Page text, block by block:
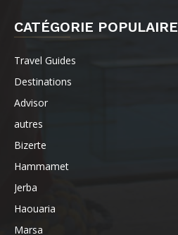
CATÉGORIE POPULAIRE
Travel Guides
Destinations
Advisor
autres
Bizerte
Hammamet
Jerba
Haouaria
Marsa